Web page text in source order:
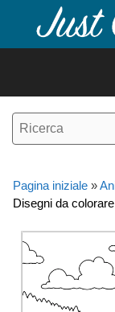
contenuto
Pagina iniziale »
Disegni da